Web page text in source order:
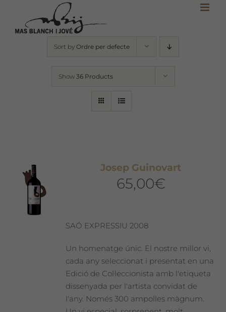
content
Sort by Ordre per defecte
Show 36 Products
Josep Guinovart
65,00€
SAÓ EXPRESSIU 2008
Un homenatge únic. El nostre millor vi,
cada any seleccionat i presentat en una
Edició de Col·leccionista amb l'etiqueta
dissenyada per l'artista convidat de
l'any. Només 300 ampolles màgnum.